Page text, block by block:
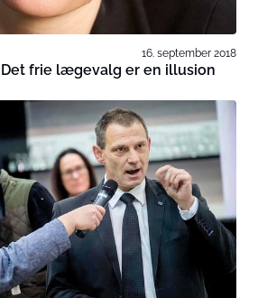
16. september 2018
frie lægevalg er en illusion